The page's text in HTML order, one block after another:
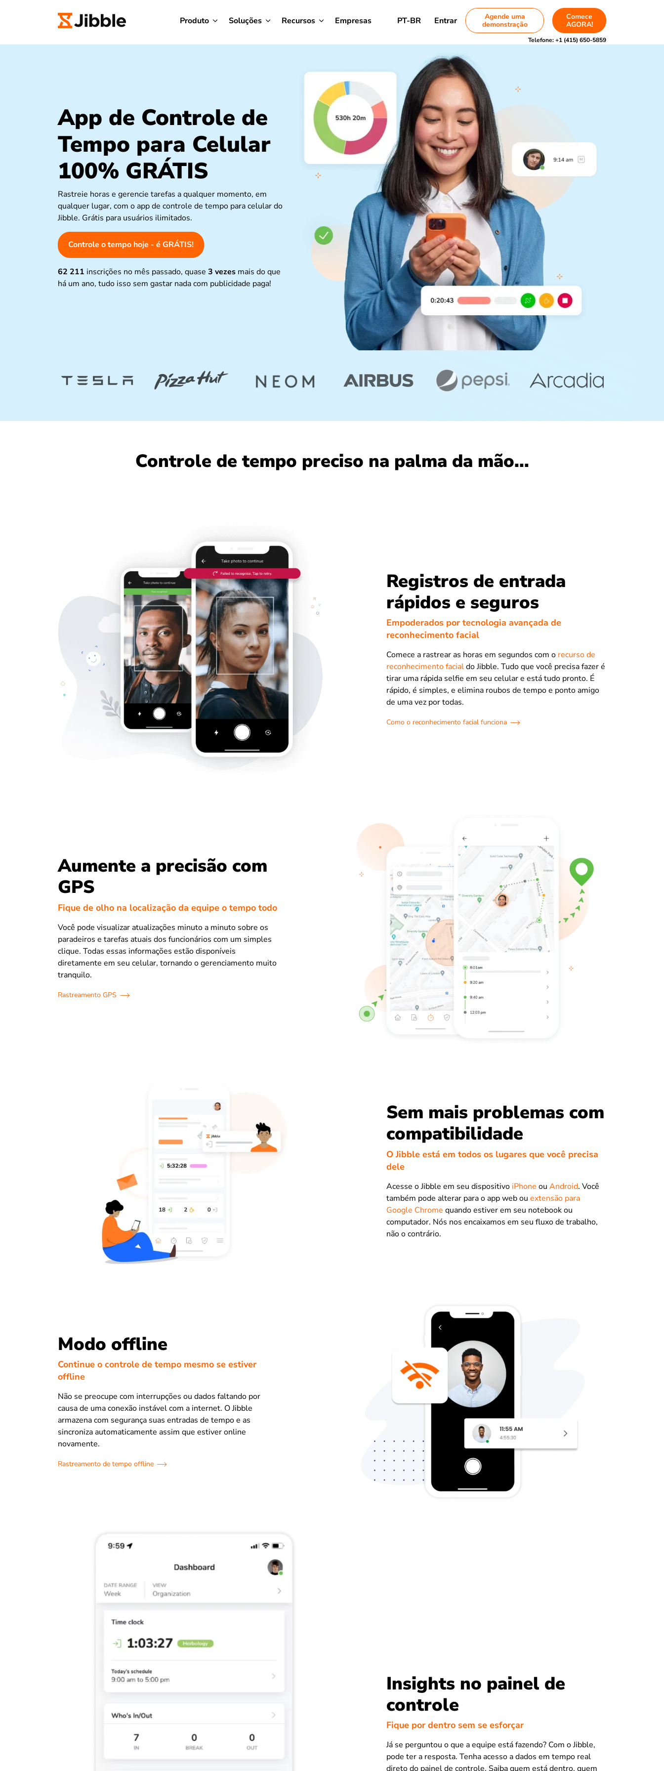
Produto Soluções Recursos Empresas PT-BR Entrar
Agende uma
demonstração
Comece
AGORA!
Telefone:+1 (415) 650-5859
App de Controle de
Tempo para Celular
100% GRÁTIS
Rastreie horas e gerencie tarefas a qualquer momento, em
qualquer lugar, com o app de controle de tempo para celular do
Jibble. Grátis para usuários ilimitados.
Controle o tempo hoje - é GRÁTIS!
62 211 inscrições no mês passado, quase 3 vezes mais do que
há um ano, tudo isso sem gastar nada com publicidade paga!
Controle de tempo preciso na palma da mão...
Registros de entrada
rápidos e seguros
Empoderados por tecnologia avançada de
reconhecimento facial
Comece a rastrear as horas em segundos com o recurso de
reconhecimento facialdo Jibble. Tudo que você precisa fazer é
tirar uma rápida selfie em seu celular e está tudo pronto. É
rápido, é simples, e elimina roubos de tempo e ponto amigo
de uma vez por todas.
Como o reconhecimento facial funciona
Aumente a precisão com
GPS
Fique de olho na localização da equipe o tempo todo
Você pode visualizar atualizações minuto a minuto sobre os
paradeiros e tarefas atuais dos funcionários com um simples
clique. Todas essas informações estão disponíveis
diretamente em seu celular, tornando o gerenciamento muito
tranquilo.
Rastreamento GPS
Sem mais problemas com
compatibilidade
O Jibble está em todos os lugares que você precisa
dele
Acesse o Jibble em seu dispositivo iPhone ou Android. Você
também pode alterar para o app web ou extensão para
Google Chrome quando estiver em seu notebook ou
computador. Nós nos encaixamos em seu fluxo de trabalho,
não o contrário.
Modo offline
Continue o controle de tempo mesmo se estiver
offline
Não se preocupe com interrupções ou dados faltando por
causa de uma conexão instável com a internet. O Jibble
armazena com segurança suas entradas de tempo e as
sincroniza automaticamente assim que estiver online
novamente.
Rastreamento de tempo offline
Insights no painel de
controle
Fique por dentro sem se esforçar
Já se perguntou o que a equipe está fazendo? Com o Jibble,
pode ter a resposta. Tenha acesso a dados em tempo real
direto do painel de controle. Saiba quem está dentro, quem